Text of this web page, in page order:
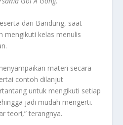
dari Bandung, saat
mengikuti kelas menulis
materi secara
contoh dilanjut
untuk mengikuti setiap
jadi mudah mengerti.
teori,” terangnya.